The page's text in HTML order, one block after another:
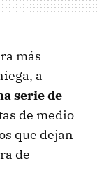
más
a
serie de
de medio
que dejan
de